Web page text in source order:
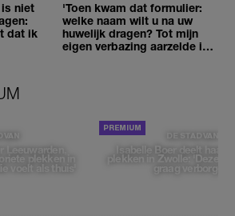
niet
dat ik
'Toen kwam dat formulier:
welke naam wilt u na uw
huwelijk dragen? Tot mijn
eigen verbazing aarzelde ik
Leeuwarden,
plekken in
voelt als thuis'
DE STAD VAN
Isabelle Boer deelt haar
plekken in Zwolle: 'Deze
graag verborgen'